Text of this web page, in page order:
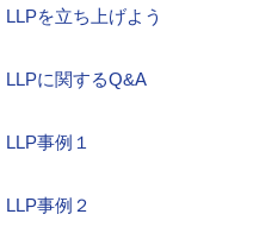
LLPを立ち上げよう
LLPに関するQ&A
LLP事例１
LLP事例２